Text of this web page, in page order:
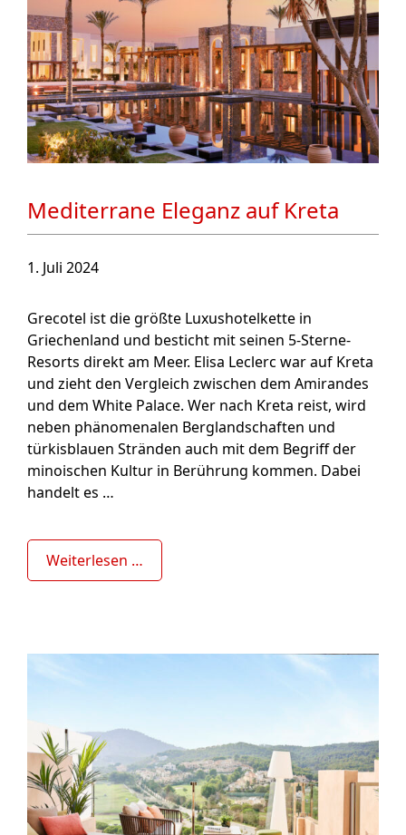
Mediterrane Eleganz auf Kreta
1. Juli 2024
Grecotel ist die größte Luxushotelkette in
Griechenland und besticht mit seinen 5-Sterne-
Resorts direkt am Meer. Elisa Leclerc war auf Kreta
und zieht den Vergleich zwischen dem Amirandes
und dem White Palace. Wer nach Kreta reist, wird
neben phänomenalen Berglandschaften und
türkisblauen Stränden auch mit dem Begriff der
minoischen Kultur in Berührung kommen. Dabei
handelt es …
Weiterlesen …